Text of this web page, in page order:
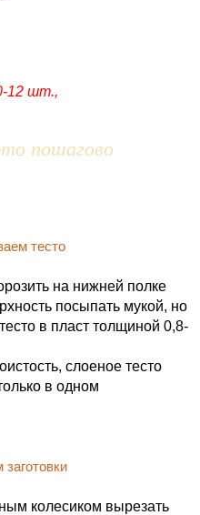
12 шт.,
пошагово
на нижней полке
посыпать мукой, но
в пласт толщиной 0,8-
слоеное тесто
в одном
колесиком вырезать